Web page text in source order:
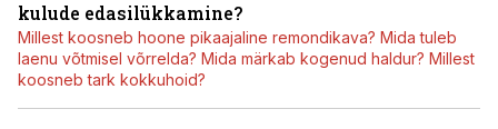
kulude edasilükkamine?
Millest koosneb hoone pikaajaline remondikava? Mida tuleb
laenu võtmisel võrrelda? Mida märkab kogenud haldur? Millest
koosneb tark kokkuhoid?